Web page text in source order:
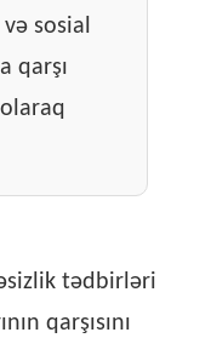
sosial
qarşı
tədbirləri
qarşısını